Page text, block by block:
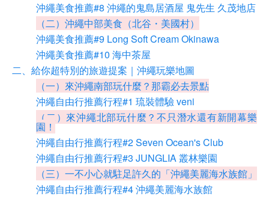
沖繩美食推薦#8 沖繩的鬼島居酒屋 鬼先生 久茂地店
（二）沖繩中部美食（北谷・美國村）
沖繩美食推薦#9 Long Soft Cream Okinawa
沖繩美食推薦#10 海中茶屋
二、給你超特別的旅遊提案｜沖繩玩樂地圖
（一）來沖繩南部玩什麼？那霸必去景點
沖繩自由行推薦行程#1 琉裝體驗 veni
（二）來沖繩北部玩什麼？不只潛水還有新開幕樂
園！
沖繩自由行推薦行程#2 Seven Ocean's Club
沖繩自由行推薦行程#3 JUNGLIA 叢林樂園
（三）一不小心就駐足許久的「沖繩美麗海水族館」
沖繩自由行推薦行程#4 沖繩美麗海水族館